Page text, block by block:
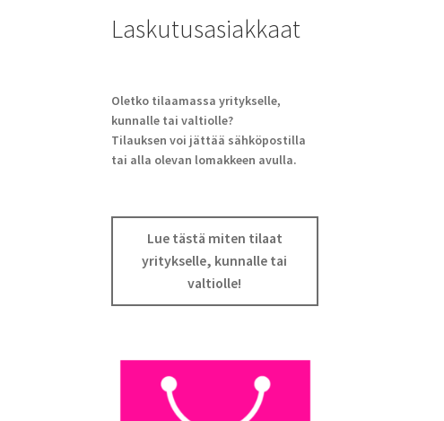
Laskutusasiakkaat
Oletko tilaamassa yritykselle,
kunnalle tai valtiolle?
Tilauksen voi jättää sähköpostilla
tai alla olevan lomakkeen avulla.
Lue tästä miten tilaat
yritykselle, kunnalle tai
valtiolle!